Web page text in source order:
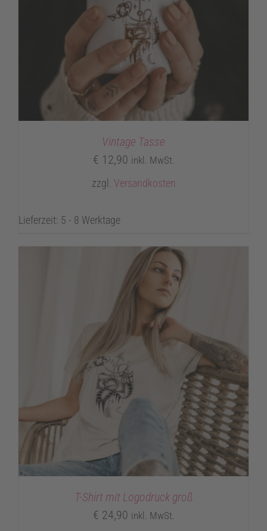
Vintage Tasse
€ 12,90 inkl. MwSt.
zzgl. Versandkosten
Lieferzeit: 5 - 8 Werktage
T-Shirt mit Logodruck groß
€ 24,90 inkl. MwSt.